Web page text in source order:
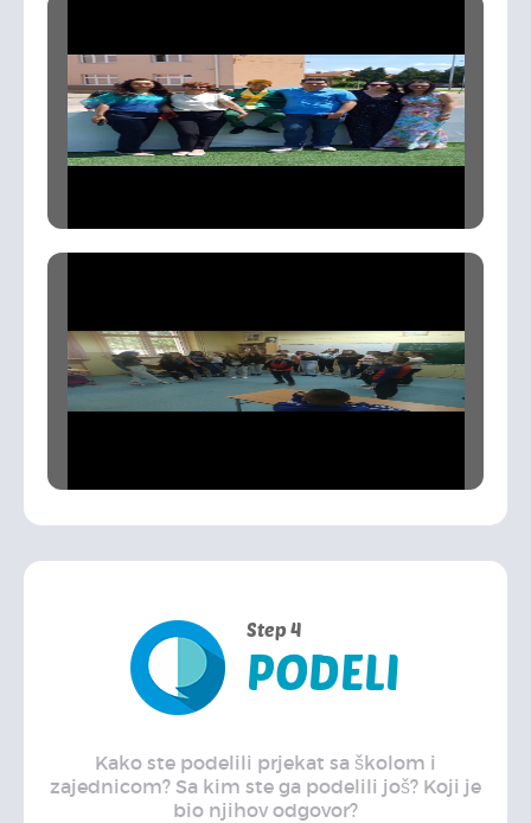
Step 4
PODELI
Kako ste podelili prjekat sa školom i
zajednicom? Sa kim ste ga podelili još? Koji je
bio njihov odgovor?